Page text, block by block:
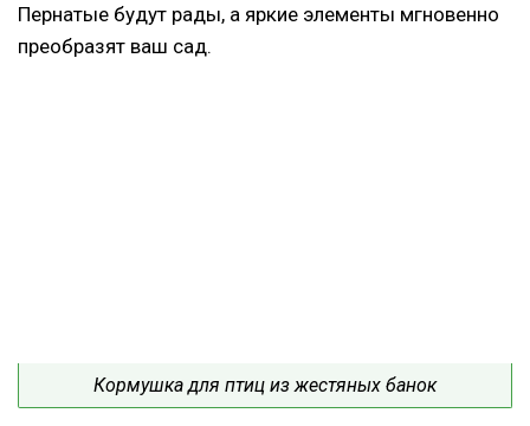
Пернатые будут рады, а яркие элементы мгновенно
преобразят ваш сад.
Кормушка для птиц из жестяных банок